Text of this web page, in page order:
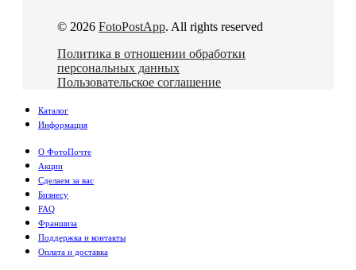
© 2026 FotoPostApp. All rights reserved
Политика в отношении обработки
персональных данных
Пользовательское соглашение
Каталог
Информация
О ФотоПочте
Акции
Сделаем за вас
Бизнесу
FAQ
Франшиза
Поддержка и контакты
Оплата и доставка